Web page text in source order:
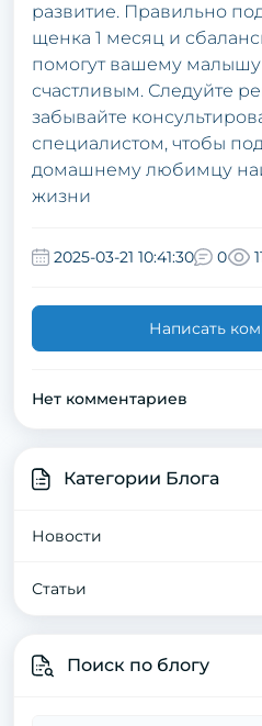
развитие. Правильно
щенка 1 месяц и
помогут вашему
счастливым. Следуйте
забывайте
специалистом, чтобы
домашнему любимцу
жизни
2025-03-21 10:41:30 0
Написать
Нет комментариев
Категории Блога
Новости
Статьи
Поиск по блогу